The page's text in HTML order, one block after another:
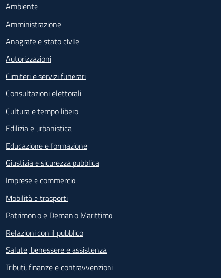
Ambiente
Amministrazione
Anagrafe e stato civile
Autorizzazioni
Cimiteri e servizi funerari
Consultazioni elettorali
Cultura e tempo libero
Edilizia e urbanistica
Educazione e formazione
Giustizia e sicurezza pubblica
Imprese e commercio
Mobilità e trasporti
Patrimonio e Demanio Marittimo
Relazioni con il pubblico
Salute, benessere e assistenza
Tributi, finanze e contravvenzioni